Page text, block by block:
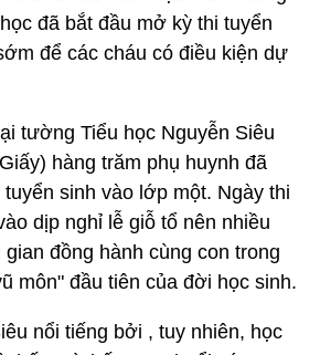
đã bắt đầu mở kỳ thi tuyển
để các cháu có điều kiện dự
tường Tiểu học Nguyễn Siêu
hàng trăm phụ huynh đã
sinh vào lớp một. Ngày thi
dịp nghỉ lễ giỗ tổ nên nhiều
đồng hành cùng con trong
môn" đầu tiên của đời học sinh.
nổi tiếng bởi , tuy nhiên, học